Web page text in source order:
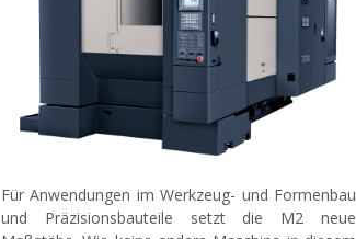
Für Anwendungen im Werkzeug- und Formenbau
und Präzisionsbauteile setzt die M2 neue